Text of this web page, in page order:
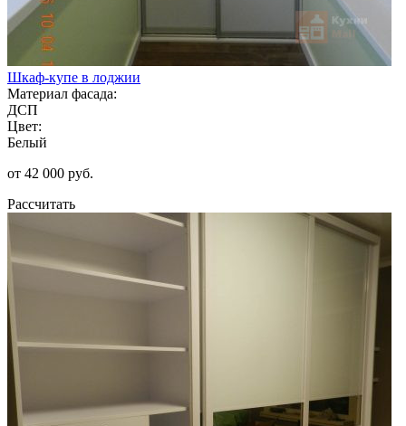
Шкаф-купе в лоджии
Материал фасада:
ДСП
Цвет:
Белый
от 42 000 руб.
Рассчитать